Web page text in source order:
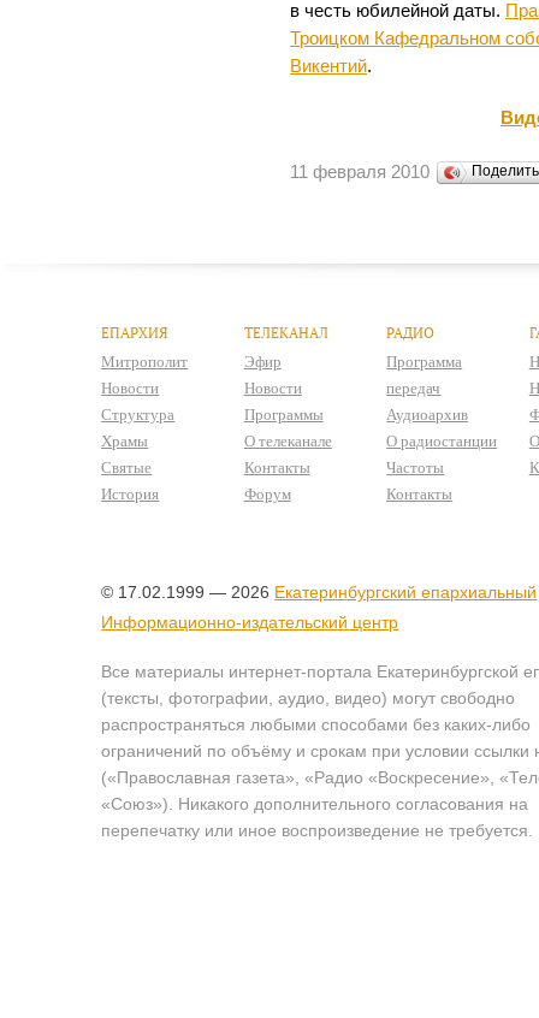
в честь юбилейной даты.
Троицком Кафедральном
Викентий.
11 февраля 2010
ЕПАРХИЯ
Митрополит
Новости
Структура
Храмы
Святые
История
ТЕЛЕКАНАЛ
Эфир
Новости
Программы
О телеканале
Контакты
Форум
РАДИО
Программа
передач
Аудиоархив
О радиостанции
Частоты
Контакты
© 17.02.1999 — 2026 Екатеринбургский епархиальный
Информационно-издательский центр
Все материалы интернет-портала Екатеринбургской
(тексты, фотографии, аудио, видео) могут свободно
распространяться любыми способами без каких-либо
ограничений по объёму и срокам при условии ссылки
(«Православная газета», «Радио «Воскресение»,
«Союз»). Никакого дополнительного согласования на
перепечатку или иное воспроизведение не требуется.